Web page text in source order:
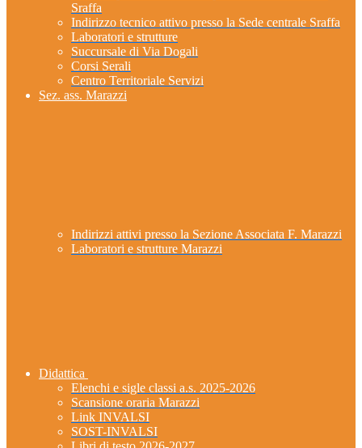
Sraffa
Indirizzo tecnico attivo presso la Sede centrale Sraffa
Laboratori e strutture
Succursale di Via Dogali
Corsi Serali
Centro Territoriale Servizi
Sez. ass. Marazzi
Indirizzi attivi presso la Sezione Associata F. Marazzi
Laboratori e strutture Marazzi
Didattica
Elenchi e sigle classi a.s. 2025-2026
Scansione oraria Marazzi
Link INVALSI
SOST-INVALSI